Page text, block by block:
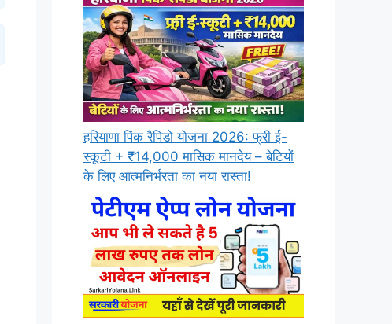
हरियाणा पिंक रैपिडो योजना 2026: फ्री ई-
स्कूटी + ₹14,000 मासिक मानदेय – बेटियों
के लिए आत्मनिर्भरता का नया रास्ता!